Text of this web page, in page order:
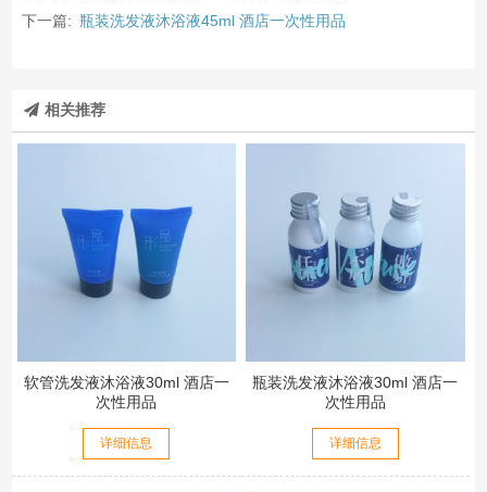
下一篇: 瓶装洗发液沐浴液45ml 酒店一次性用品
相关推荐
软管洗发液沐浴液30ml 酒店一
次性用品
详细信息
瓶装洗发液沐浴液30ml 酒店一
次性用品
详细信息